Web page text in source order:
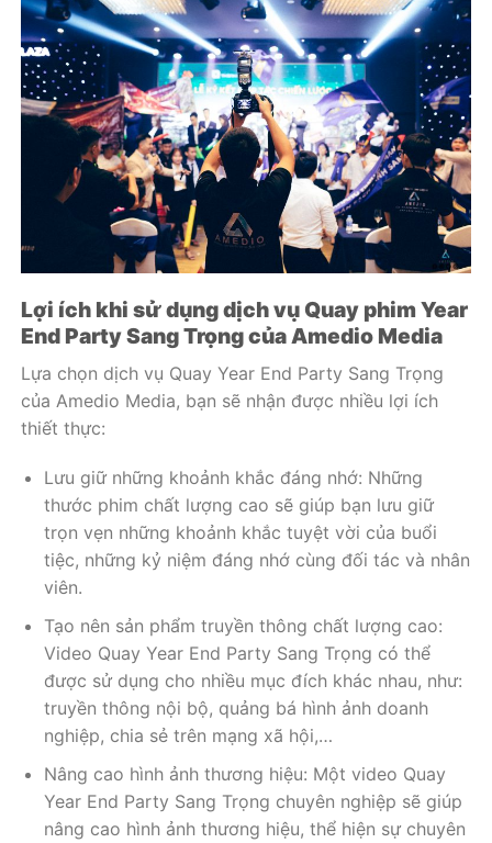
Lợi ích khi sử dụng dịch vụ Quay phim Year
End Party Sang Trọng của Amedio Media
Lựa chọn dịch vụ Quay Year End Party Sang Trọng
của Amedio Media, bạn sẽ nhận được nhiều lợi ích
thiết thực:
Lưu giữ những khoảnh khắc đáng nhớ: Những
thước phim chất lượng cao sẽ giúp bạn lưu giữ
trọn vẹn những khoảnh khắc tuyệt vời của buổi
tiệc, những kỷ niệm đáng nhớ cùng đối tác và nhân
viên.
Tạo nên sản phẩm truyền thông chất lượng cao:
Video Quay Year End Party Sang Trọng có thể
được sử dụng cho nhiều mục đích khác nhau, như:
truyền thông nội bộ, quảng bá hình ảnh doanh
nghiệp, chia sẻ trên mạng xã hội,…
Nâng cao hình ảnh thương hiệu: Một video Quay
Year End Party Sang Trọng chuyên nghiệp sẽ giúp
nâng cao hình ảnh thương hiệu, thể hiện sự chuyên